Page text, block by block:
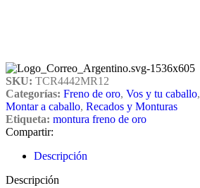
SKU: TCR4442MR12
Categorías: Freno de oro, Vos y tu caballo,
Montar a caballo, Recados y Monturas
Etiqueta: montura freno de oro
Compartir:
Descripción
Descripción